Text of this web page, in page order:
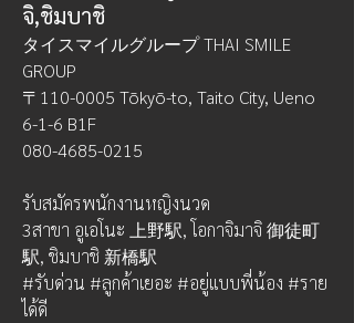
จิ,ชิมบาชิ
タイスマイルグループ THAI SMILE
GROUP
〒110-0005 Tōkyō-to, Taito City, Ueno
6-1-6 B1F
080-4685-0215
รับสมัครพนักงานหญิงนวด
3สาขา อูเอโนะ 上野駅, โอกาจิมาจิ 御徒町
駅, ชิมบาชิ 新橋駅
#รับด่วน #ลูกค้าเยอะ #อยู่แบบพี่น้อง #ราย
ได้ดี